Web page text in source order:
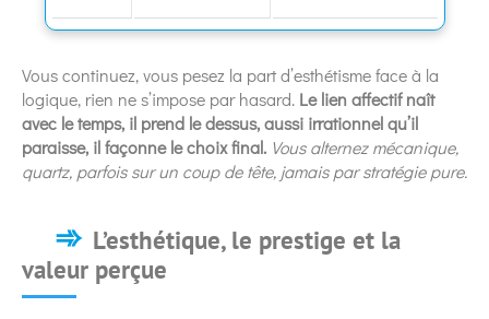
Vous continuez, vous pesez la part d’esthétisme face à la
logique, rien ne s’impose par hasard. Le lien affectif naît
avec le temps, il prend le dessus, aussi irrationnel qu’il
paraisse, il façonne le choix final. Vous alternez mécanique,
quartz, parfois sur un coup de tête, jamais par stratégie pure.
L’esthétique, le prestige et la
valeur perçue